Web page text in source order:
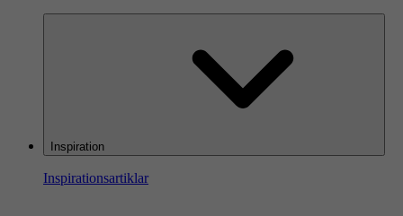
Inspiration
Inspirationsartiklar